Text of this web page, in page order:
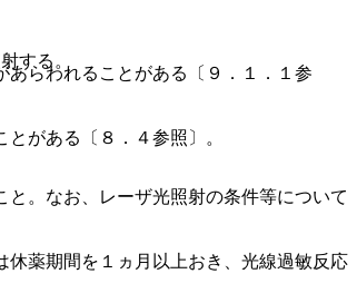
らわれることがある〔９．１．１参
がある〔８．４参照〕。
する。
。なお、レーザ光照射の条件等について
薬期間を１ヵ月以上おき、光線過敏反応